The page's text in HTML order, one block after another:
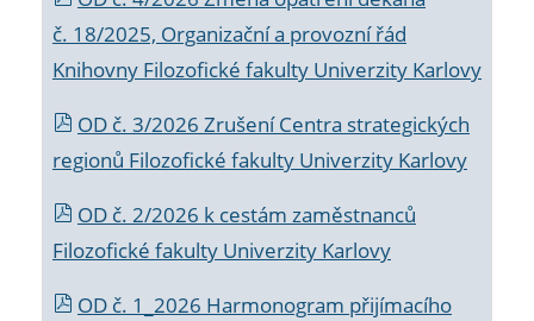
č. 18/2025, Organizační a provozní řád
Knihovny Filozofické fakulty Univerzity Karlovy
OD č. 3/2026 Zrušení Centra strategických
regionů Filozofické fakulty Univerzity Karlovy
OD č. 2/2026 k cestám zaměstnanců
Filozofické fakulty Univerzity Karlovy
OD č. 1_2026 Harmonogram přijímacího